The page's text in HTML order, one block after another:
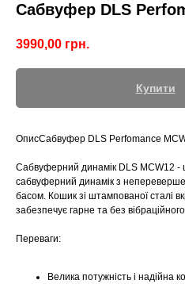
Сабвуфер DLS
3990,00 грн.
Купити
ОписСабвуфер DLS Perfomance
Сабвуферний динамік DLS MCW12 -
сабвуферний динамік з
басом. Кошик зі штампованої
забезпечує гарне та без
Переваги:
Велика потужність і надійна